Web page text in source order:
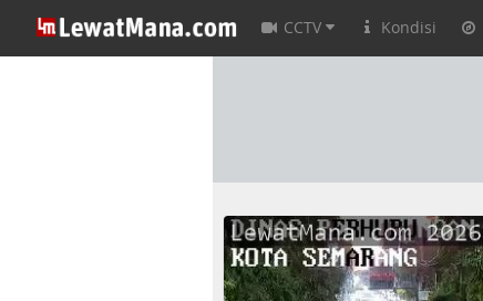
CCTV Kondisi